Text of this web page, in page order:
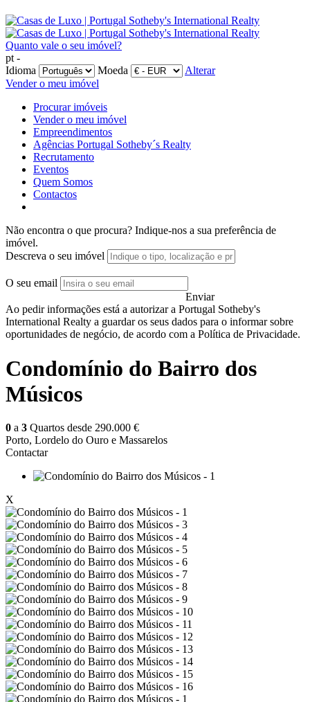
Quanto vale o seu imóvel?
pt -
Idioma
Moeda
Alterar
Vender o meu imóvel
Procurar imóveis
Vender o meu imóvel
Empreendimentos
Agências Portugal Sotheby´s Realty
Recrutamento
Eventos
Quem Somos
Contactos
Não encontra o que procura? Indique-nos a sua preferência de
imóvel.
Descreva o seu imóvel
O seu email
Enviar
Ao pedir informações está a autorizar a Portugal Sotheby's
International Realty a guardar os seus dados para o informar sobre
oportunidades de negócio, de acordo com a Política de Privacidade.
Condomínio do Bairro dos
Músicos
0 a 3 Quartos desde 290.000 €
Porto, Lordelo do Ouro e Massarelos
Contactar
X